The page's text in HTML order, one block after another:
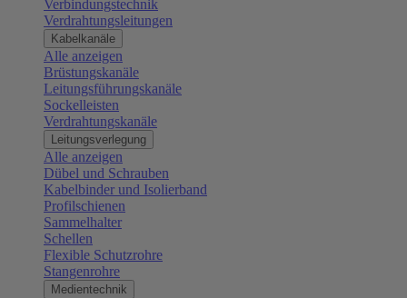
Verbindungstechnik
Verdrahtungsleitungen
Kabelkanäle
Alle anzeigen
Brüstungskanäle
Leitungsführungskanäle
Sockelleisten
Verdrahtungskanäle
Leitungsverlegung
Alle anzeigen
Dübel und Schrauben
Kabelbinder und Isolierband
Profilschienen
Sammelhalter
Schellen
Flexible Schutzrohre
Stangenrohre
Medientechnik